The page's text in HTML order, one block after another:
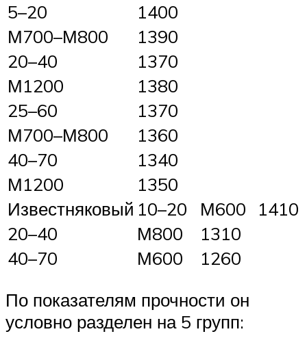
5–20
1400
М700–М800
1390
20–40
1370
М1200
1380
25–60
1370
М700–М800
1360
40–70
1340
М1200
1350
Известняковый 10–20 М600
1410
20–40
М800
1310
40–70
М600
1260
По показателям прочности он
условно разделен на 5 групп: